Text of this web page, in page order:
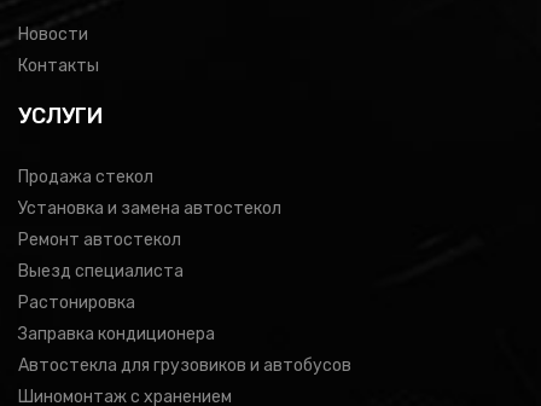
Новости
Контакты
УСЛУГИ
Продажа стекол
Установка и замена автостекол
Ремонт автостекол
Выезд специалиста
Растонировка
Заправка кондиционера
Автостекла для грузовиков и автобусов
Шиномонтаж с хранением